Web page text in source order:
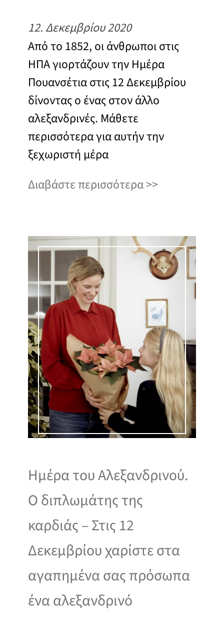
12. Δεκεμβρίου 2020
Από το 1852, οι άνθρωποι στις
ΗΠΑ γιορτάζουν την Ημέρα
Πουανσέτια στις 12 Δεκεμβρίου
δίνοντας ο ένας στον άλλο
αλεξανδρινές. Μάθετε
περισσότερα για αυτήν την
ξεχωριστή μέρα
Διαβάστε περισσότερα
Ημέρα του Αλεξανδρινού.
Ο διπλωμάτης της
καρδιάς – Στις 12
Δεκεμβρίου χαρίστε στα
αγαπημένα σας πρόσωπα
ένα αλεξανδρινό